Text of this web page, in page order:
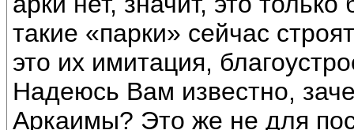
такие «парки» сейчас
это их имитация,
Надеюсь Вам известно,
Аркаимы? Это же не для